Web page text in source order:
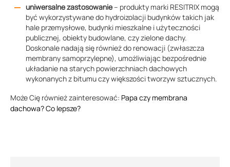
uniwersalne zastosowanie– produkty marki RESITRIX mogą
być wykorzystywane do hydroizolacji budynków takich jak
hale przemysłowe, budynki mieszkalne i użyteczności
publicznej, obiekty budowlane, czy zielone dachy.
Doskonale nadają się również do renowacji (zwłaszcza
membrany samoprzylepne), umożliwiając bezpośrednie
układanie na starych powierzchniach dachowych
wykonanych z bitumu czy większości tworzyw sztucznych.
Może Cię również zainteresować: Papa czy membrana
dachowa? Co lepsze?